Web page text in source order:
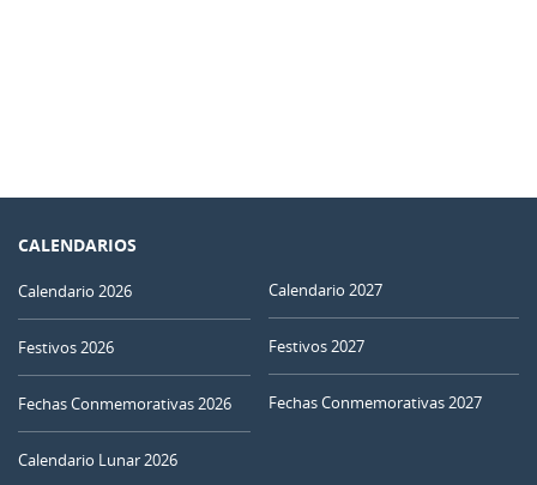
CALENDARIOS
Calendario 2026
Festivos 2026
Fechas Conmemorativas 2026
Calendario Lunar 2026
Calendario 2027
Festivos 2027
Fechas Conmemorativas 2027